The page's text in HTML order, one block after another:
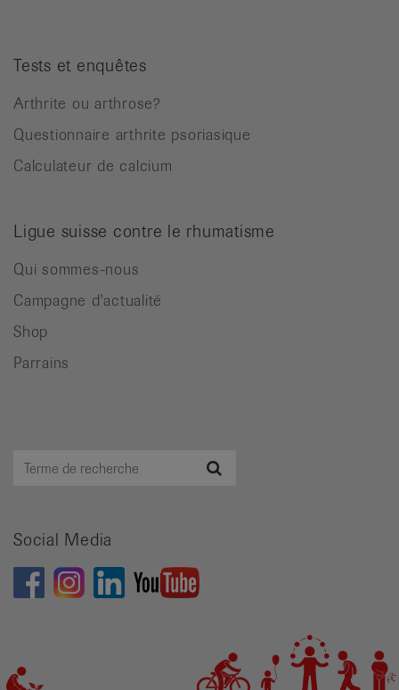
Tests et enquêtes
Arthrite ou arthrose?
Questionnaire arthrite psoriasique
Calculateur de calcium
Ligue suisse contre le rhumatisme
Qui sommes-nous
Campagne d'actualité
Shop
Parrains
Terme
Social Media